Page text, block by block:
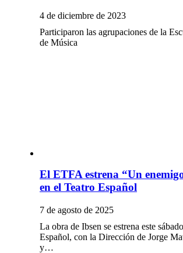
4 de diciembre de 2023
Participaron las agrupaciones de la
de Música
El ETFA estrena “Un
en el Teatro Español
7 de agosto de 2025
La obra de Ibsen se estrena este
Español, con la Dirección de Jorge
y…